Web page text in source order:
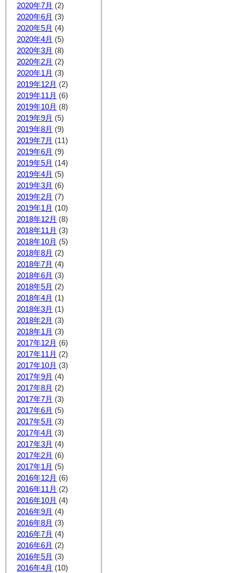
2020年7月 (2)
2020年6月 (3)
2020年5月 (4)
2020年4月 (5)
2020年3月 (8)
2020年2月 (2)
2020年1月 (3)
2019年12月 (2)
2019年11月 (6)
2019年10月 (8)
2019年9月 (5)
2019年8月 (9)
2019年7月 (11)
2019年6月 (9)
2019年5月 (14)
2019年4月 (5)
2019年3月 (6)
2019年2月 (7)
2019年1月 (10)
2018年12月 (8)
2018年11月 (3)
2018年10月 (5)
2018年8月 (2)
2018年7月 (4)
2018年6月 (3)
2018年5月 (2)
2018年4月 (1)
2018年3月 (1)
2018年2月 (3)
2018年1月 (3)
2017年12月 (6)
2017年11月 (2)
2017年10月 (3)
2017年9月 (4)
2017年8月 (2)
2017年7月 (3)
2017年6月 (5)
2017年5月 (3)
2017年4月 (3)
2017年3月 (4)
2017年2月 (6)
2017年1月 (5)
2016年12月 (6)
2016年11月 (2)
2016年10月 (4)
2016年9月 (4)
2016年8月 (3)
2016年7月 (4)
2016年6月 (2)
2016年5月 (3)
2016年4月 (10)